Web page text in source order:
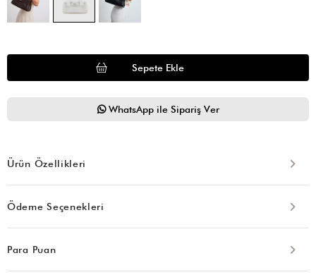
WhatsApp ile Sipariş Ver
Ürün Özellikleri
Ödeme Seçenekleri
Para Puan